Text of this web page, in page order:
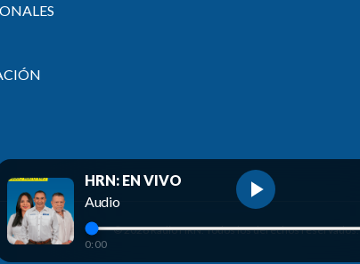
©2026Radio HRN. Todos los derechos reservados.
HRN: EN VIVO
Audio
0:00